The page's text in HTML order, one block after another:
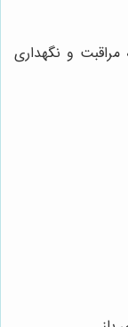
و نگهداری